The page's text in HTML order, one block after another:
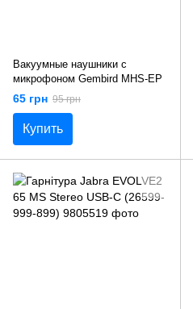
Вакуумные наушники с
микрофоном Gembird MHS-EP
65 грн 95 грн
Купить